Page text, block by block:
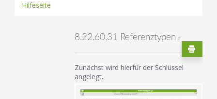
Hilfeseite
8.22.60.31 Referenztypen #
Zunächst wird hierfür der Schlüssel
angelegt.